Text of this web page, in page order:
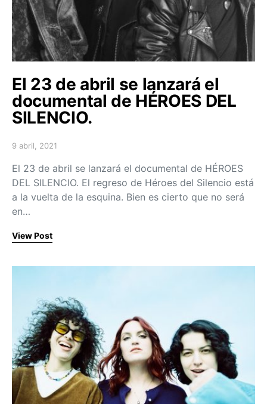
El 23 de abril se lanzará el
documental de HÉROES DEL
SILENCIO.
Posted on
9 abril, 2021
El 23 de abril se lanzará el documental de HÉROES
DEL SILENCIO. El regreso de Héroes del Silencio está
a la vuelta de la esquina. Bien es cierto que no será
en…
View Post